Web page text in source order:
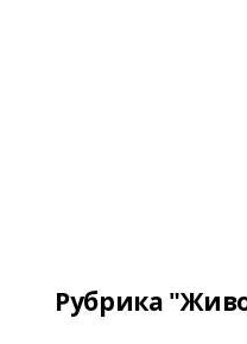
Рубрика